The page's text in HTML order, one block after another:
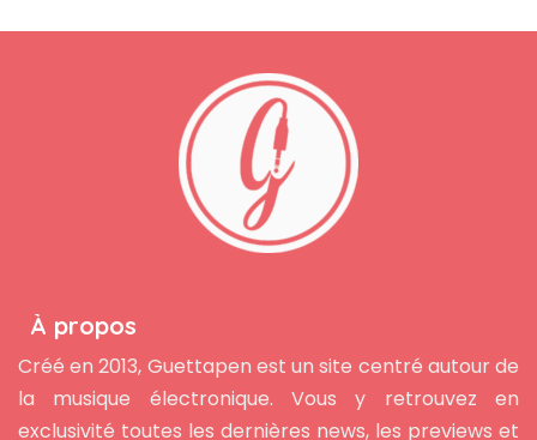
À propos
Créé en 2013, Guettapen est un site centré autour de
la musique électronique. Vous y retrouvez en
exclusivité toutes les dernières news, les previews et